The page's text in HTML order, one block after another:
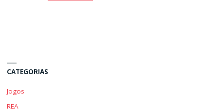
CATEGORIAS
Jogos
REA